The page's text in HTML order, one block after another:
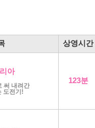
상영시간
아
써 내려간
도전기!
123분